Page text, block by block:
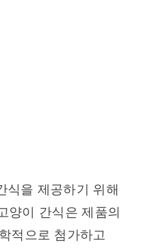
식을 제공하기 위해
양이 간식은 제품의
적으로 첨가하고